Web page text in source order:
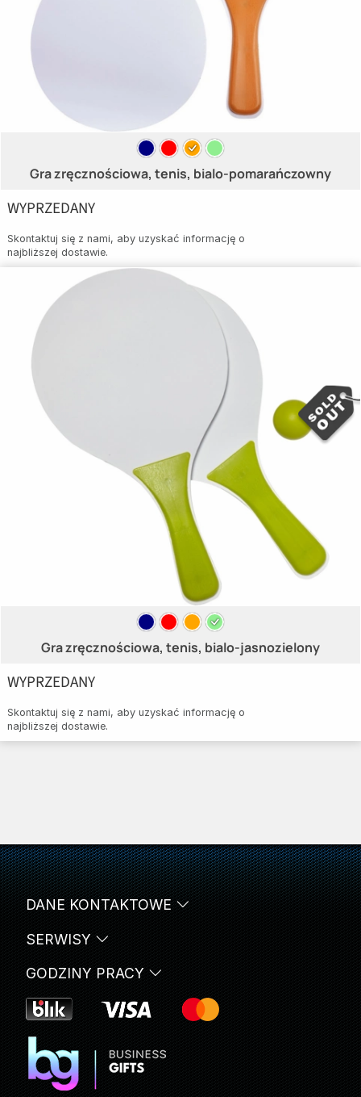
Gra zręcznościowa, tenis, bialo-pomarańczowny
WYPRZEDANY
Skontaktuj się z nami, aby uzyskać informację o
najbliższej dostawie.
Gra zręcznościowa, tenis, bialo-jasnozielony
WYPRZEDANY
Skontaktuj się z nami, aby uzyskać informację o
najbliższej dostawie.
SERWISY
DANE KONTAKTOWE
GODZINY PRACY